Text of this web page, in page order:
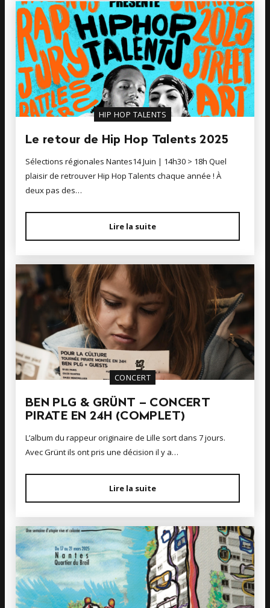
HIP HOP TALENTS
Le retour de Hip Hop Talents 2025
Sélections régionales Nantes14 Juin | 14h30 > 18h Quel
plaisir de retrouver Hip Hop Talents chaque année ! À
deux pas des…
Lire la suite
CONCERT
BEN PLG & GRÜNT – CONCERT
PIRATE EN 24H (COMPLET)
L’album du rappeur originaire de Lille sort dans 7 jours.
Avec Grünt ils ont pris une décision il y a…
Lire la suite